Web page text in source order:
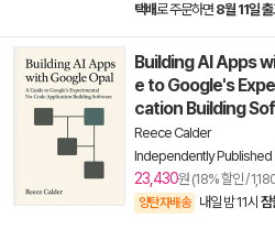
택배로 주문하면 8월 11일
Building AI Apps
e to Google's
cation Building
Reece Calder
Independently Published
23,430원 (18% 할인 /
양탄자배송 내일 밤 11시 잠